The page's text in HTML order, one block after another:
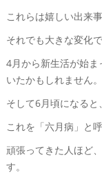
これらは嬉しい出来
それでも大きな変化
4月から新生活が始
いたかもしれません。
そして6月頃になると
これを「六月病」と
頑張ってきた人ほど
す。